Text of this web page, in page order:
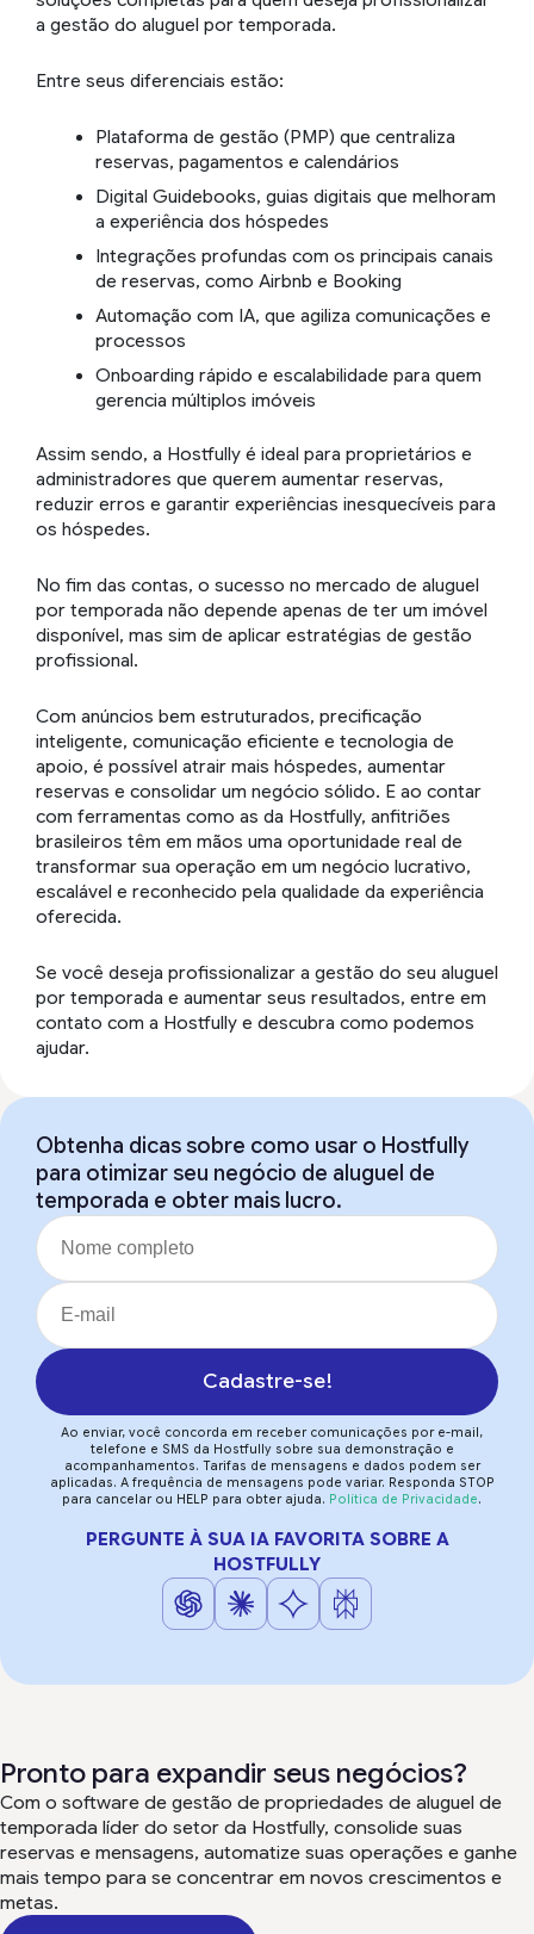
Obtenha dicas sobre como usar o Hostfully
para otimizar seu negócio de aluguel de
temporada e obter mais lucro.
Cadastre-se!
Ao enviar, você concorda em receber comunicações por e-mail,
telefone e SMS da Hostfully sobre sua demonstração e
acompanhamentos. Tarifas de mensagens e dados podem ser
aplicadas. A frequência de mensagens pode variar. Responda STOP
para cancelar ou HELP para obter ajuda. Política de Privacidade.
PERGUNTE À SUA IA FAVORITA SOBRE A
HOSTFULLY
a gestão do aluguel por temporada.
Entre seus diferenciais estão:
Plataforma de gestão (PMP) que centraliza
reservas, pagamentos e calendários
Digital Guidebooks, guias digitais que melhoram
a experiência dos hóspedes
Integrações profundas com os principais canais
de reservas, como Airbnb e Booking
Automação com IA, que agiliza comunicações e
processos
Onboarding rápido e escalabilidade para quem
gerencia múltiplos imóveis
Assim sendo, a Hostfully é ideal para proprietários e
administradores que querem aumentar reservas,
reduzir erros e garantir experiências inesquecíveis para
os hóspedes.
No fim das contas, o sucesso no mercado de aluguel
por temporada não depende apenas de ter um imóvel
disponível, mas sim de aplicar estratégias de gestão
profissional.
Com anúncios bem estruturados, precificação
inteligente, comunicação eficiente e tecnologia de
apoio, é possível atrair mais hóspedes, aumentar
reservas e consolidar um negócio sólido. E ao contar
com ferramentas como as da Hostfully, anfitriões
brasileiros têm em mãos uma oportunidade real de
transformar sua operação em um negócio lucrativo,
escalável e reconhecido pela qualidade da experiência
oferecida.
Se você deseja profissionalizar a gestão do seu aluguel
por temporada e aumentar seus resultados, entre em
contato com a Hostfully e descubra como podemos
ajudar.
Pronto para expandir seus negócios?
Com o software de gestão de propriedades de aluguel de
temporada líder do setor da Hostfully, consolide suas
reservas e mensagens, automatize suas operações e ganhe
mais tempo para se concentrar em novos crescimentos e
metas.